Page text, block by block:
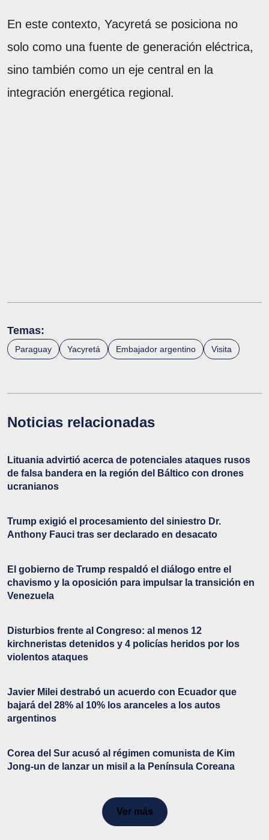
En este contexto, Yacyretá se posiciona no
solo como una fuente de generación eléctrica,
sino también como un eje central en la
integración energética regional.
Temas:
Paraguay Yacyretá Embajador argentino Visita
Noticias relacionadas
Lituania advirtió acerca de potenciales ataques rusos
de falsa bandera en la región del Báltico con drones
ucranianos
Trump exigió el procesamiento del siniestro Dr.
Anthony Fauci tras ser declarado en desacato
El gobierno de Trump respaldó el diálogo entre el
chavismo y la oposición para impulsar la transición en
Venezuela
Disturbios frente al Congreso: al menos 12
kirchneristas detenidos y 4 policías heridos por los
violentos ataques
Javier Milei destrabó un acuerdo con Ecuador que
bajará del 28% al 10% los aranceles a los autos
argentinos
Corea del Sur acusó al régimen comunista de Kim
Jong-un de lanzar un misil a la Península Coreana
Ver más